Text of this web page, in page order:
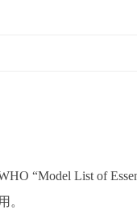
“Model List of
。